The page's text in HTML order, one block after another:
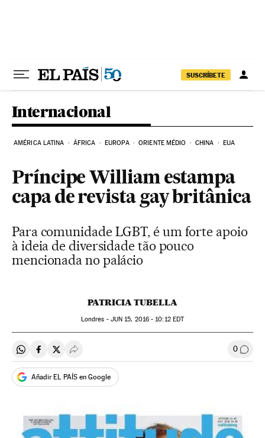
SUSCRÍBETE
Internacional
AMÉRICA LATINA ÁFRICA EUROPA ORIENTE MÉDIO CHINA EUA
Príncipe William estampa
capa de revista gay britânica
Para comunidade LGBT, é um forte apoio
à ideia de diversidade tão pouco
mencionada no palácio
PATRICIA TUBELLA
Londres - JUN 15, 2016 - 10:12EDT
Compartir en Whatsapp
Compartir en Facebook
Compartir en Twitter
Desplegar Redes Sociales 0
Añadir EL PAÍS en Google